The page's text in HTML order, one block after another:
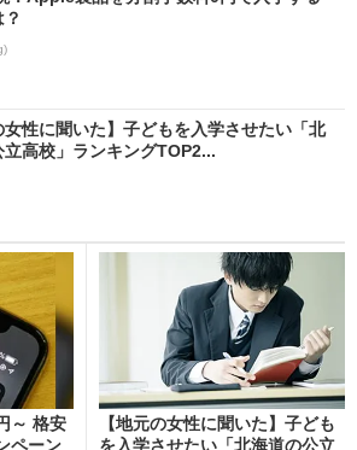
女性に聞いた】子どもを入学させたい「北
立高校」ランキングTOP2...
～ 格安
ペーン
【地元の女性に聞いた】子ども
を入学させたい「北海道の公立